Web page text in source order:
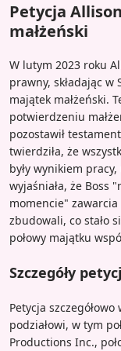
Petycja
małżeński
W lutym 2023 roku
prawny, składając
majątek małżeński.
potwierdzeniu
pozostawił
twierdziła, że
były wynikiem
wyjaśniała, że Boss
momencie" zawarcia
zbudowali, co stało
połowy majątku
Szczegóły
Petycja
podziałowi, w tym
Productions Inc.,